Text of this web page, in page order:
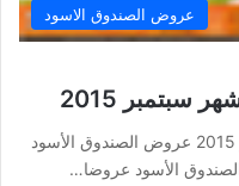
عروض الصندوق الاسود
2015
عروض الصندوق الأسود في شهر سبتمبر 2015 عروض الصندوق الأسود